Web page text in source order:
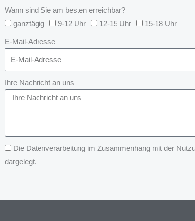
Wann sind Sie am besten erreichbar?
ganztägig
9-12 Uhr 12-15 Uhr 15-18 Uhr
E-Mail-Adresse
Ihre Nachricht an uns
Die Datenverarbeitung im Zusammenhang mit der
dargelegt.